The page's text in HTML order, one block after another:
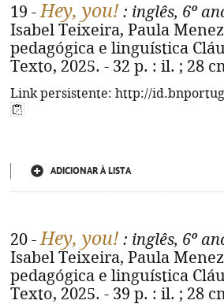
19 -Hey, you! : inglês, 6º
Isabel Teixeira, Paula
pedagógica e linguística
Texto, 2025. - 32 p. : il. ; 28
Link persistente: http://
ADICIONAR À LISTA
20 -Hey, you! : inglês, 6º
Isabel Teixeira, Paula
pedagógica e linguística
Texto, 2025. - 39 p. : il. ; 28